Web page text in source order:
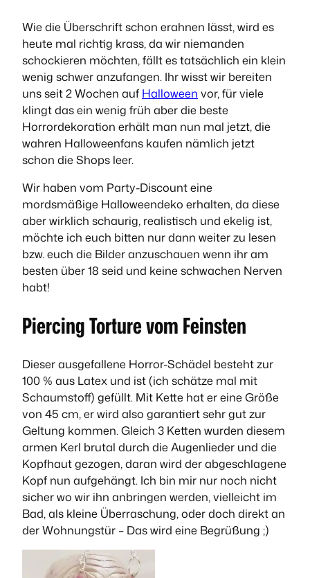
Wie die Überschrift schon erahnen lässt, wird es
heute mal richtig krass, da wir niemanden
schockieren möchten, fällt es tatsächlich ein klein
wenig schwer anzufangen. Ihr wisst wir bereiten
uns seit 2 Wochen auf Halloween vor, für viele
klingt das ein wenig früh aber die beste
Horrordekoration erhält man nun mal jetzt, die
wahren Halloweenfans kaufen nämlich jetzt
schon die Shops leer.
Wir haben vom Party-Discount eine
mordsmäßige Halloweendeko erhalten, da diese
aber wirklich schaurig, realistisch und ekelig ist,
möchte ich euch bitten nur dann weiter zu lesen
bzw. euch die Bilder anzuschauen wenn ihr am
besten über 18 seid und keine schwachen Nerven
habt!
Piercing Torture vom Feinsten
Dieser ausgefallene Horror-Schädel besteht zur
100 % aus Latex und ist (ich schätze mal mit
Schaumstoff) gefüllt. Mit Kette hat er eine Größe
von 45 cm, er wird also garantiert sehr gut zur
Geltung kommen. Gleich 3 Ketten wurden diesem
armen Kerl brutal durch die Augenlieder und die
Kopfhaut gezogen, daran wird der abgeschlagene
Kopf nun aufgehängt. Ich bin mir nur noch nicht
sicher wo wir ihn anbringen werden, vielleicht im
Bad, als kleine Überraschung, oder doch direkt an
der Wohnungstür – Das wird eine Begrüßung ;)